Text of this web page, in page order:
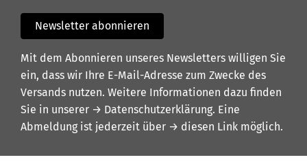
Newsletter abonnieren
Mit dem Abonnieren unseres Newsletters willigen Sie
ein, dass wir Ihre E-Mail-Adresse zum Zwecke des
Versands nutzen. Weitere Informationen dazu finden
Sie in unserer → Datenschutzerklärung. Eine
Abmeldung ist jederzeit über → diesen Link möglich.